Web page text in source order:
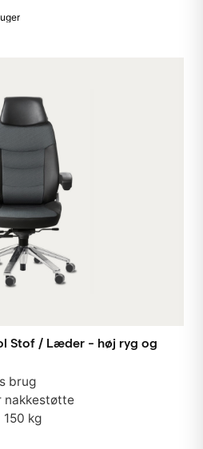
Stof / Læder - høj ryg og
brug
nakkestøtte
kg